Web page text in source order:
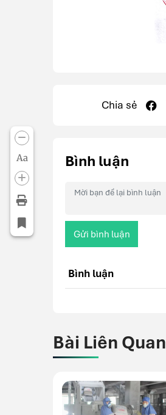
Aa
Chia sẻ
Bình luận
Gửi bình luận
Bình luận
Bài Liên Quan